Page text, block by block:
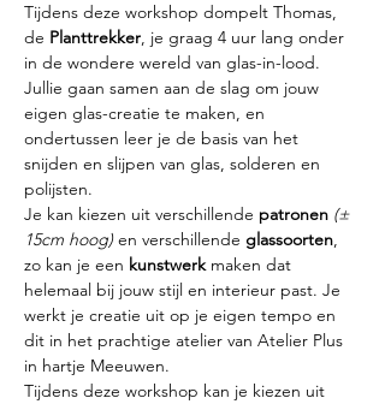
Tijdens deze workshop dompelt Thomas,
de Planttrekker, je graag 4 uur lang onder
in de wondere wereld van glas-in-lood.
Jullie gaan samen aan de slag om jouw
eigen glas-creatie te maken, en
ondertussen leer je de basis van het
snijden en slijpen van glas, solderen en
polijsten.
Je kan kiezen uit verschillende patronen (±
15cm hoog) en verschillende glassoorten,
zo kan je een kunstwerk maken dat
helemaal bij jouw stijl en interieur past. Je
werkt je creatie uit op je eigen tempo en
dit in het prachtige atelier van Atelier Plus
in hartje Meeuwen.
Tijdens deze workshop kan je kiezen uit